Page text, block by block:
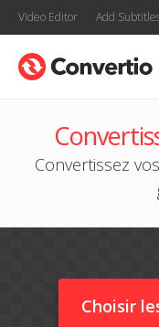
Video Editor Add
Convertissez
Choisir